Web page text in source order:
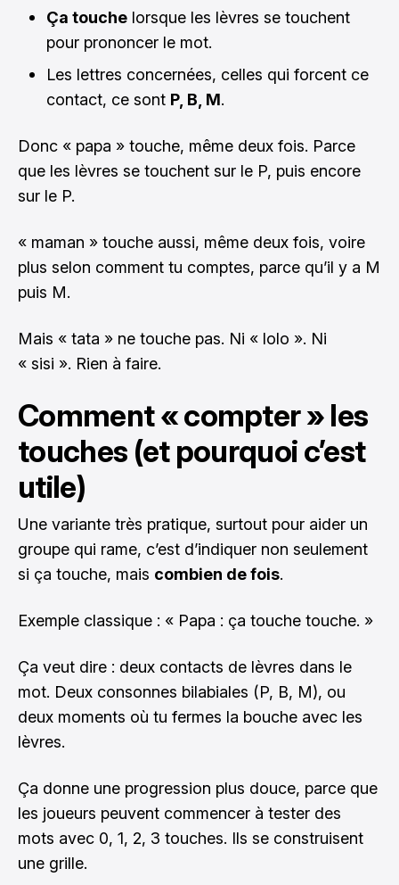
Ça touche lorsque les lèvres se touchent
pour prononcer le mot.
Les lettres concernées, celles qui forcent ce
contact, ce sont P, B, M.
Donc « papa » touche, même deux fois. Parce
que les lèvres se touchent sur le P, puis encore
sur le P.
« maman » touche aussi, même deux fois, voire
plus selon comment tu comptes, parce qu’il y a M
puis M.
Mais « tata » ne touche pas. Ni « lolo ». Ni
« sisi ». Rien à faire.
Comment « compter » les
touches (et pourquoi c’est
utile)
Une variante très pratique, surtout pour aider un
groupe qui rame, c’est d’indiquer non seulement
si ça touche, mais combien de fois.
Exemple classique : « Papa : ça touche touche. »
Ça veut dire : deux contacts de lèvres dans le
mot. Deux consonnes bilabiales (P, B, M), ou
deux moments où tu fermes la bouche avec les
lèvres.
Ça donne une progression plus douce, parce que
les joueurs peuvent commencer à tester des
mots avec 0, 1, 2, 3 touches. Ils se construisent
une grille.